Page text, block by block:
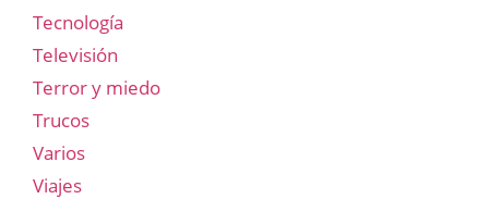
Tecnología
Televisión
Terror y miedo
Trucos
Varios
Viajes